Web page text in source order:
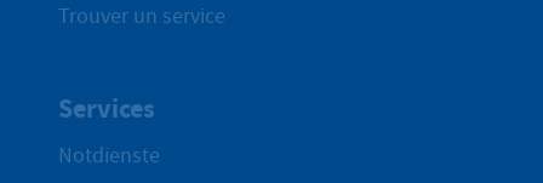
Trouver un service
Services
Notdienste